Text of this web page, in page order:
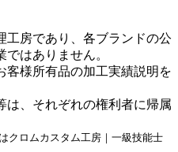
工房であり、各ブランドの公
はありません。
客様所有品の加工実績説明を
は、それぞれの権利者に帰属
クロムカスタム工房｜一級技能士